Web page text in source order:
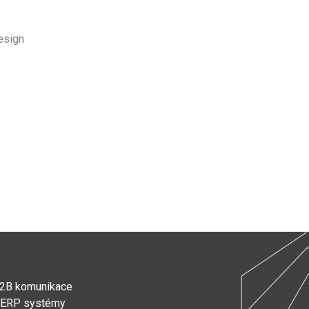
komunikace
ERP systémy